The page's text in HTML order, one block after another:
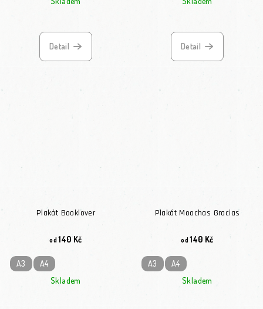
Detail Detail
Plakát Booklover
od140 Kč
A3
A4
Skladem
Plakát Moochas Gracias
od140 Kč
A3
A4
Skladem